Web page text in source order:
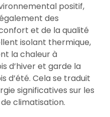
positif,
des
et de la qualité
isolant thermique,
la chaleur à
d’hiver et garde la
d’été. Cela se traduit
significatives sur les
climatisation.